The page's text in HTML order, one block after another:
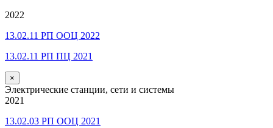
2022
13.02.11 РП ООЦ 2022
13.02.11 РП ПЦ 2021
×
Электрические станции, сети и системы
2021
13.02.03 РП ООЦ 2021